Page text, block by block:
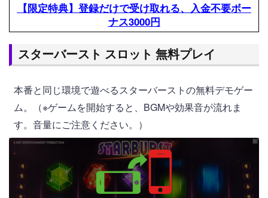
【限定特典】登録だけで受け取れる、入金不要ボー
ナス3000円
スターバースト スロット 無料プレイ
本番と同じ環境で遊べるスターバーストの無料デモゲー
ム。（※ゲームを開始すると、BGMや効果音が流れま
す。音量にご注意ください。）